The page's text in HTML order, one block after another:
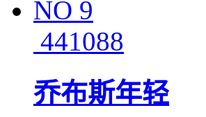
NO 9
441088
乔布斯年轻